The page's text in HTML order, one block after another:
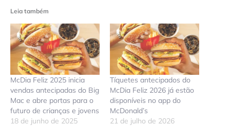
Leia também
McDia Feliz 2025 inicia
vendas antecipadas do Big
Mac e abre portas para o
futuro de crianças e jovens
18 de junho de 2025
Tíquetes antecipados do
McDia Feliz 2026 já estão
disponíveis no app do
McDonald’s
21 de julho de 2026